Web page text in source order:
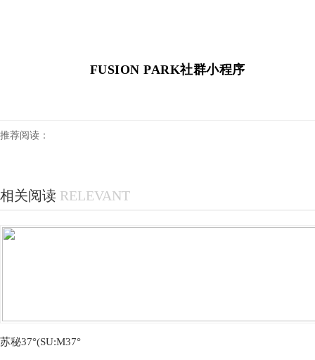
FUSION PARK社群小程序
推荐阅读：
相关阅读 RELEVANT
苏秘37°(SU:M37°